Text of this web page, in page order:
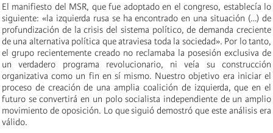
El manifiesto del MSR, que fue adoptado en el congreso, establecía lo
siguiente: «la izquierda rusa se ha encontrado en una situación (…) de
profundización de la crisis del sistema político, de demanda creciente
de una alternativa política que atraviesa toda la sociedad». Por lo tanto,
el grupo recientemente creado no reclamaba la posesión exclusiva de
un verdadero programa revolucionario, ni veía su construcción
organizativa como un fin en sí mismo. Nuestro objetivo era iniciar el
proceso de creación de una amplia coalición de izquierda, que en el
futuro se convertirá en un polo socialista independiente de un amplio
movimiento de oposición. Lo que siguió demostró que este análisis era
válido.